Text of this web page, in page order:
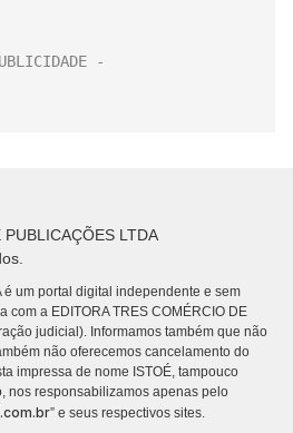
LTDA
é um portal digital independente e sem
com a EDITORA TRES COMÉRCIO DE
judicial). Informamos também que não
não oferecemos cancelamento do
impressa de nome ISTOÉ, tampouco
nos responsabilizamos apenas pelo
” e seus respectivos sites.